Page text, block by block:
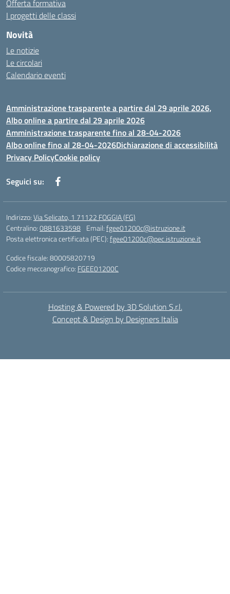
Offerta formativa
I progetti delle classi
Novità
Le notizie
Le circolari
Calendario eventi
Amministrazione trasparente a partire dal 29 aprile 2026,
Albo online a partire dal 29 aprile 2026
Amministrazione trasparente fino al 28-04-2026
Albo online fino al 28-04-2026Dichiarazione di accessibilità
Privacy PolicyCookie policy
Seguici su:
Indirizzo:Via Selicato, 1 71122 FOGGIA (FG)
Centralino:0881633598 Email:fgee01200c@istruzione.it
Posta elettronica certificata (PEC):fgee01200c@pec.istruzione.it
Codice fiscale: 80005820719
Codice meccanografico: FGEE01200C
Hosting & Powered by 3D Solution S.r.l.
Concept & Design by Designers Italia